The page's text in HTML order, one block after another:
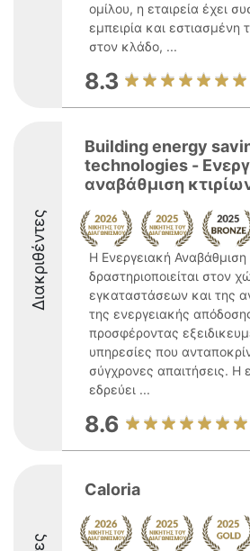
ομίλου, η εταιρεία έχει
εμπειρία και εστιασμένη
στον κλάδο, ...
8.3
Διακριθέντες
Building energy
technologies -
αναβάθμιση
Η Ενεργειακή Αναβάθμιση
δραστηριοποιείται στον
εγκαταστάσεων και της
της ενεργειακής
προσφέροντας
υπηρεσίες που
σύγχρονες απαιτήσεις. Η
εδρεύει ...
8.6
Caloria